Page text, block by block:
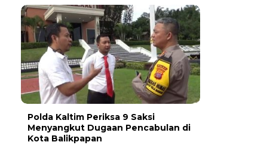
Polda Kaltim Periksa 9 Saksi
Menyangkut Dugaan Pencabulan di
Kota Balikpapan